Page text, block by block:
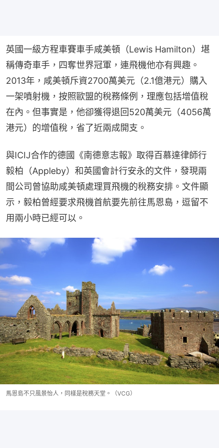
英國一級方程車賽車手咸美頓（Lewis Hamilton）堪
稱傳奇車手，四奪世界冠軍，連飛機他亦有興趣。
2013年，咸美頓斥資2700萬美元（2.1億港元）購入
一架噴射機，按照歐盟的稅務條例，理應包括增值稅
在內。但事實是，他卻獲得退回520萬美元（4056萬
港元）的增值稅，省了近兩成開支。
與ICIJ合作的德國《南德意志報》取得百慕達律師行
毅柏（Appleby）和英國會計行安永的文件，發現兩
間公司曾協助咸美頓處理買飛機的稅務安排。文件顯
示，毅柏曾經要求飛機首航要先前往馬恩島，逗留不
用兩小時已經可以。
馬恩島不只風景怡人，同樣是稅務天堂。（VCG）